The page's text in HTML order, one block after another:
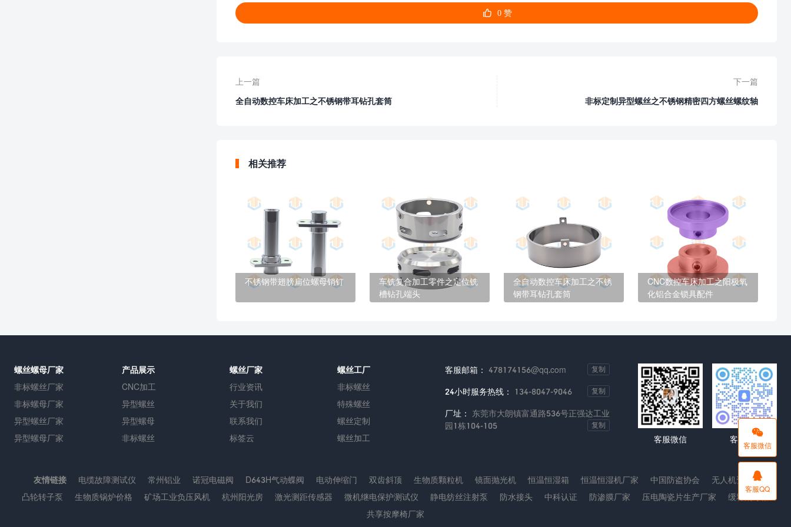
 0赞
上一篇
全自动数控车床加工之不锈钢带耳钻孔套筒
下一篇
非标定制异型螺丝之不锈钢精密四方螺丝螺纹轴
相关推荐
不锈钢带翅膀扁位螺母销钉
车铣复合加工零件之定位铣
槽钻孔端头
全自动数控车床加工之不锈
钢带耳钻孔套筒
CNC数控车床加工之阳极氧
化铝合金锁具配件

客服微信

客服QQ
螺丝螺母厂家
非标螺丝厂家
非标螺母厂家
异型螺丝厂家
异型螺母厂家
产品展示
CNC加工
异型螺丝
异型螺母
非标螺丝
螺丝厂家
行业资讯
关于我们
联系我们
标签云
螺丝工厂
非标螺丝
特殊螺丝
螺丝定制
螺丝加工
客服邮箱： 478174156@qq.com 复制
24小时服务热线： 134-8047-9046 复制
厂址： 东莞市大朗镇富通路536号正强达工业
园1栋104-105
复制
客服微信 客服QQ
友情链接 电缆故障测试仪 常州铝业 诺冠电磁阀 D643H气动蝶阀 电动伸缩门 双齿斜顶 生物质颗粒机 镜面抛光机 恒温恒湿箱 恒温恒湿机厂家 中国防盗协会
无人机资讯
凸轮转子泵
生物质锅炉价格 矿场工业负压风机 杭州阳光房 激光测距传感器 微机继电保护测试仪 静电纺丝注射泵 防水接头 中科认证 防渗膜厂家 压电陶瓷片生产厂家
缓释消毒器
共享按摩椅厂家